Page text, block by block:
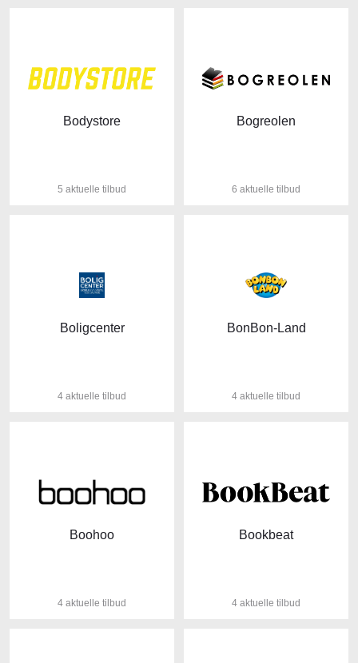
Bodystore
5 aktuelle tilbud
Bogreolen
6 aktuelle tilbud
Boligcenter
4 aktuelle tilbud
BonBon-Land
4 aktuelle tilbud
Boohoo
4 aktuelle tilbud
Bookbeat
4 aktuelle tilbud